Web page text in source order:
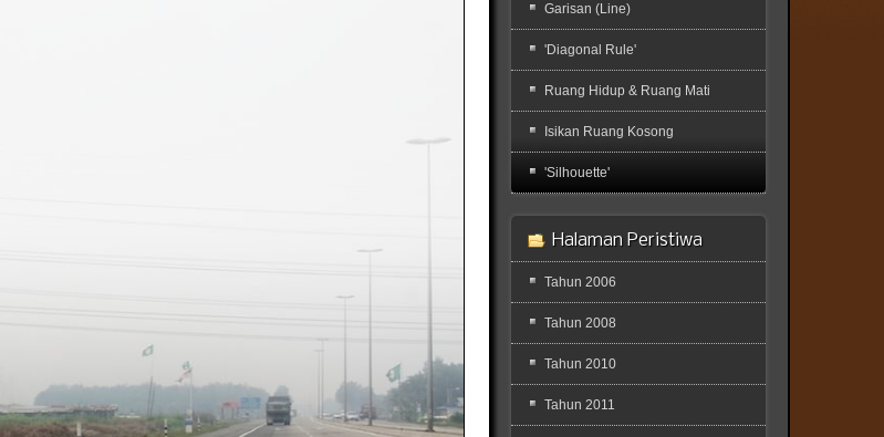
Garisan (Line)
'Diagonal Rule'
Ruang Hidup & Ruang Mati
Isikan Ruang Kosong
'Silhouette'
Halaman Peristiwa
Tahun 2006
Tahun 2008
Tahun 2010
Tahun 2011